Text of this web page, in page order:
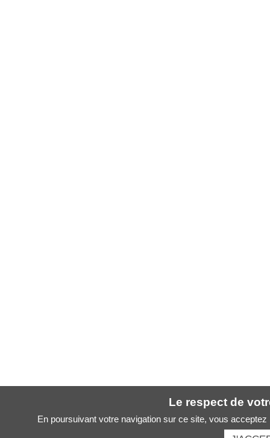
Le respect de
En poursuivant votre navigation sur ce site, vous